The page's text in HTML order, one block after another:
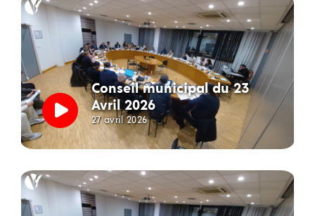
Conseil municipal du 23
Avril 2026
27 avril 2026